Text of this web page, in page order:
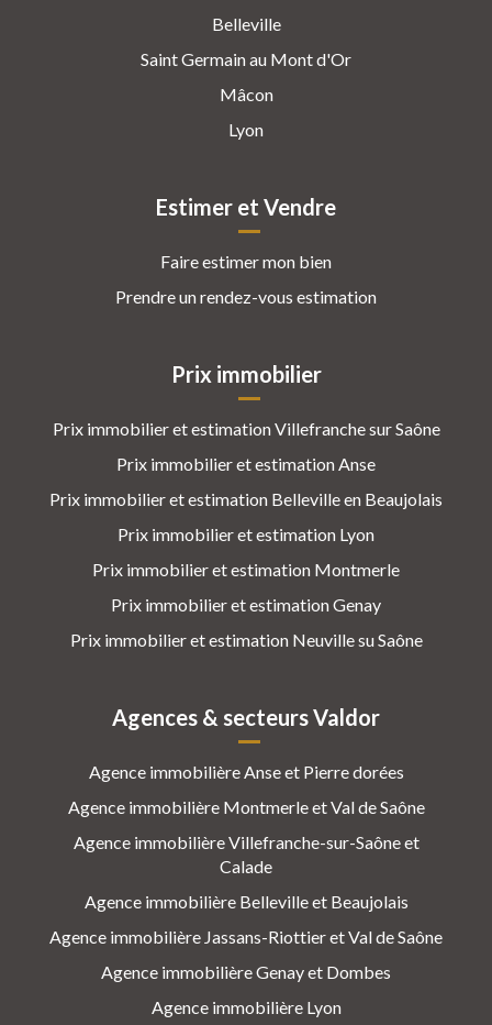
Belleville
Saint Germain au Mont d'Or
Mâcon
Lyon
Estimer et Vendre
Faire estimer mon bien
Prendre un rendez-vous estimation
Prix immobilier
Prix immobilier et estimation Villefranche sur Saône
Prix immobilier et estimation Anse
Prix immobilier et estimation Belleville en Beaujolais
Prix immobilier et estimation Lyon
Prix immobilier et estimation Montmerle
Prix immobilier et estimation Genay
Prix immobilier et estimation Neuville su Saône
Agences & secteurs Valdor
Agence immobilière Anse et Pierre dorées
Agence immobilière Montmerle et Val de Saône
Agence immobilière Villefranche-sur-Saône et
Calade
Agence immobilière Belleville et Beaujolais
Agence immobilière Jassans-Riottier et Val de Saône
Agence immobilière Genay et Dombes
Agence immobilière Lyon